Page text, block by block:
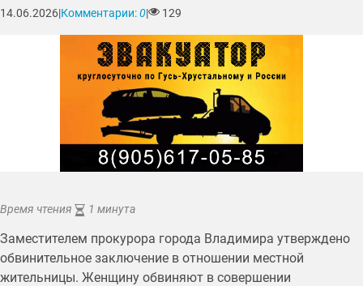
Время чтения 1 минута
Заместителем прокурора города Владимира утверждено
обвинительное заключение в отношении местной
жительницы. Женщину обвиняют в совершении
14.06.2026|Комментарии:0| 129